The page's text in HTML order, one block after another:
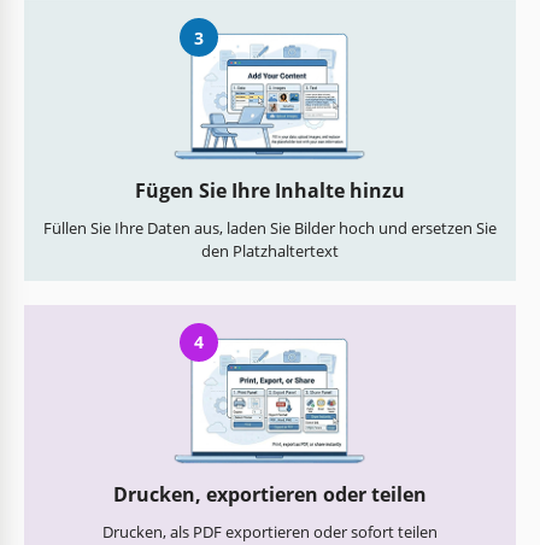
3
Fügen Sie Ihre Inhalte hinzu
Füllen Sie Ihre Daten aus, laden Sie Bilder hoch und ersetzen Sie
den Platzhaltertext
4
Drucken, exportieren oder teilen
Drucken, als PDF exportieren oder sofort teilen